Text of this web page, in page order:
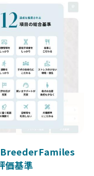
た問題は、消費者にと
自身にとっても非常に
心して選べる場所を提
では、ワンち
ーダー」のみを独自の
評価結果をオープンに
が安心して子犬やブ
。
もとに優良ブリーダー
ように愛する優良ブリ
ーダー」が自然と淘汰
の子犬だけでなく、親
考えています。
価基準